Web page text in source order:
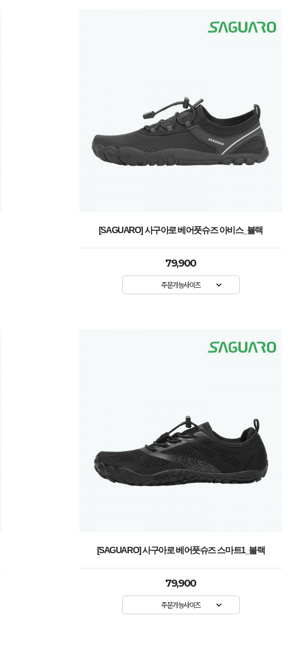
[SAGUARO] 사구아로 베어풋슈즈 아비스_블랙
79,900
주문가능사이즈
[SAGUARO] 사구아로 베어풋슈즈 스마트1_블랙
79,900
주문가능사이즈